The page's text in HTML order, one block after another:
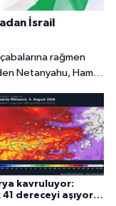
İsrail
rağmen
Netanyahu, Hamas
kavruluyor:
41 dereceyi aşıyor,